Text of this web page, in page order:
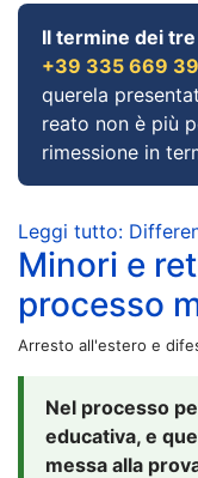
Il termine dei
+39 335 669
querela
reato non è più
rimessione in
Leggi tutto:
Minori e
processo
Arresto all'estero e
Nel processo
educativa, e
messa alla